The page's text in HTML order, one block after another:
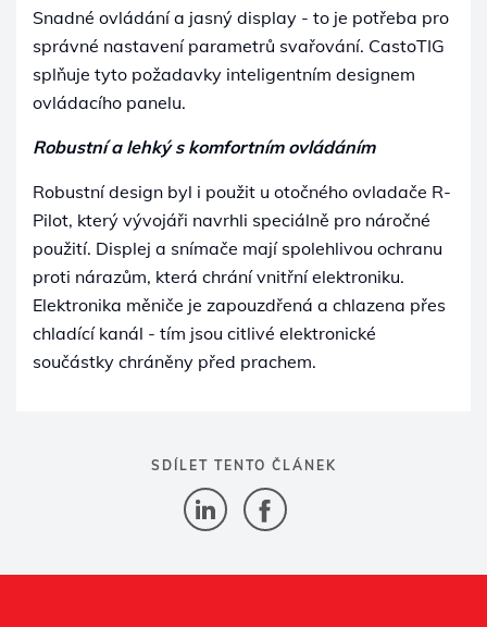
Snadné ovládání a jasný display - to je potřeba pro
správné nastavení parametrů svařování. CastoTIG
splňuje tyto požadavky inteligentním designem
ovládacího panelu.
Robustní a lehký s komfortním ovládáním
Robustní design byl i použit u otočného ovladače R-
Pilot, který vývojáři navrhli speciálně pro náročné
použití. Displej a snímače mají spolehlivou ochranu
proti nárazům, která chrání vnitřní elektroniku.
Elektronika měniče je zapouzdřená a chlazena přes
chladící kanál - tím jsou citlivé elektronické
součástky chráněny před prachem.
SDÍLET TENTO ČLÁNEK